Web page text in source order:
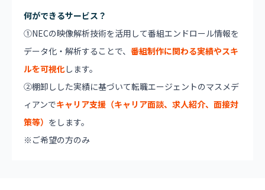
何ができるサービス？
①NECの映像解析技術を活用して番組エンドロール情報を
データ化・解析することで、 番組制作に関わる実績やスキ
ルを可視化します。
②棚卸しした実績に基づいて転職エージェントのマスメデ
ィアンでキャリア支援（キャリア面談、求人紹介、面接対
策等） をします。
※ご希望の方のみ